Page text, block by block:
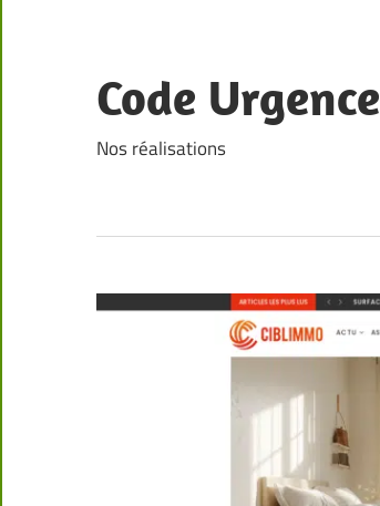
content
Code Urgence
Nos réalisations